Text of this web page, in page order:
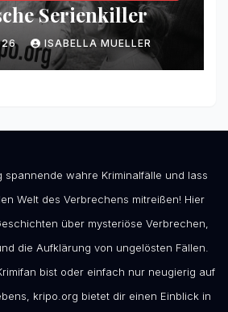
Serienkiller
ISABELLA MUELLER
spannende wahre Kriminalfälle und lass
Welt des Verbrechens mitreißen! Hier
über mysteriöse Verbrechen,
die Aufklärung von ungelösten Fällen.
bist oder einfach nur neugierig auf
kripo.org bietet dir einen Einblick in